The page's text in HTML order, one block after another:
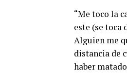
“Me toco la
este (se toca
Alguien me
distancia de
haber